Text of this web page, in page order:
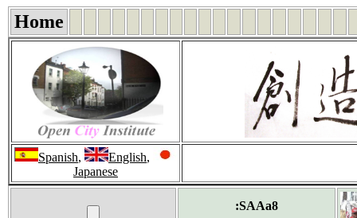
Home
Spanish, English,
Japanese
:SAAa8